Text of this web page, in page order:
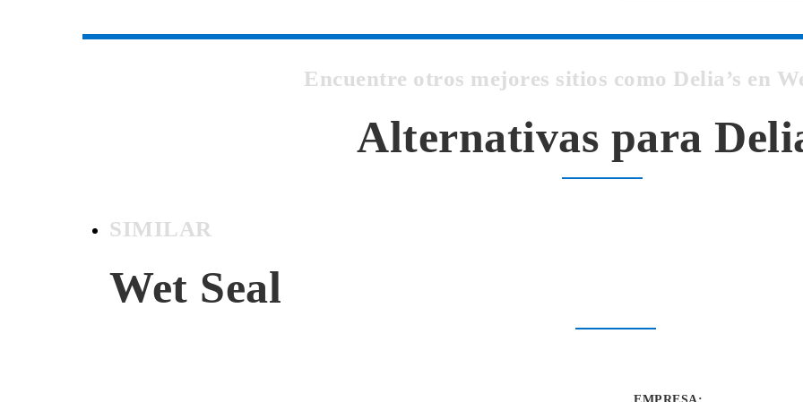
Encuentre otros mejores sitios como Delia’s en
Alternativas para
SIMILAR
Wet Seal